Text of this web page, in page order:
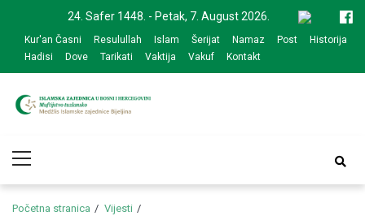
navigation
content
24. Safer 1448. - Petak, 7. August 2026.
Kur'an Časni Resulullah Islam Šerijat Namaz Post
Historija
Hadisi
Dove Tarikati Vaktija Vakuf Kontakt
zajednice Bijeljina
Menu
Početna stranica
Vijesti